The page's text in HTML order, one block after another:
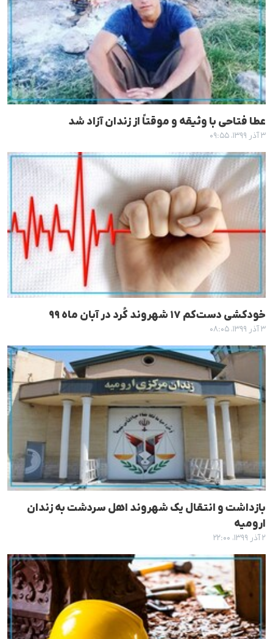
عطا فتاحی با وثیقه و موقتاً از زندان ‌آزاد شد
۳ آذر ۱۳۹۹، ۰۹:۵۵
خودکشی دست‌کم ۱۷ شهروند کُرد در آبان ماه ٩٩
۳ آذر ۱۳۹۹، ۰۸:۰۵
بازداشت و انتقال یک شهروند اهل سردشت به زندان
ارومیه
۲ آذر ۱۳۹۹، ۲۲:۰۰